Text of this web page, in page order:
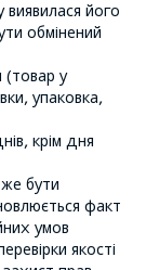
його
обмінений
(товар у
упаковка,
крім дня
бути
факт
умов
якості